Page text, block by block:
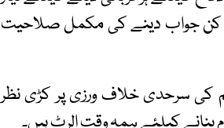
کن جواب دینے کی مکمل صلاحیت
کی سرحدی خلاف ورزی پر کڑی نظر
کیلئے ہمہ وقت الرٹ ہیں۔